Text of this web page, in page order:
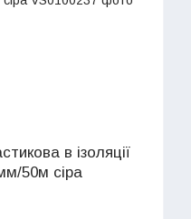
в ізоляції
50м сіра